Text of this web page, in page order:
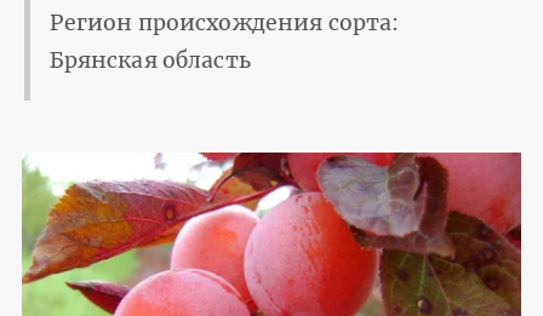
Регион происхождения сорта:
Брянская область